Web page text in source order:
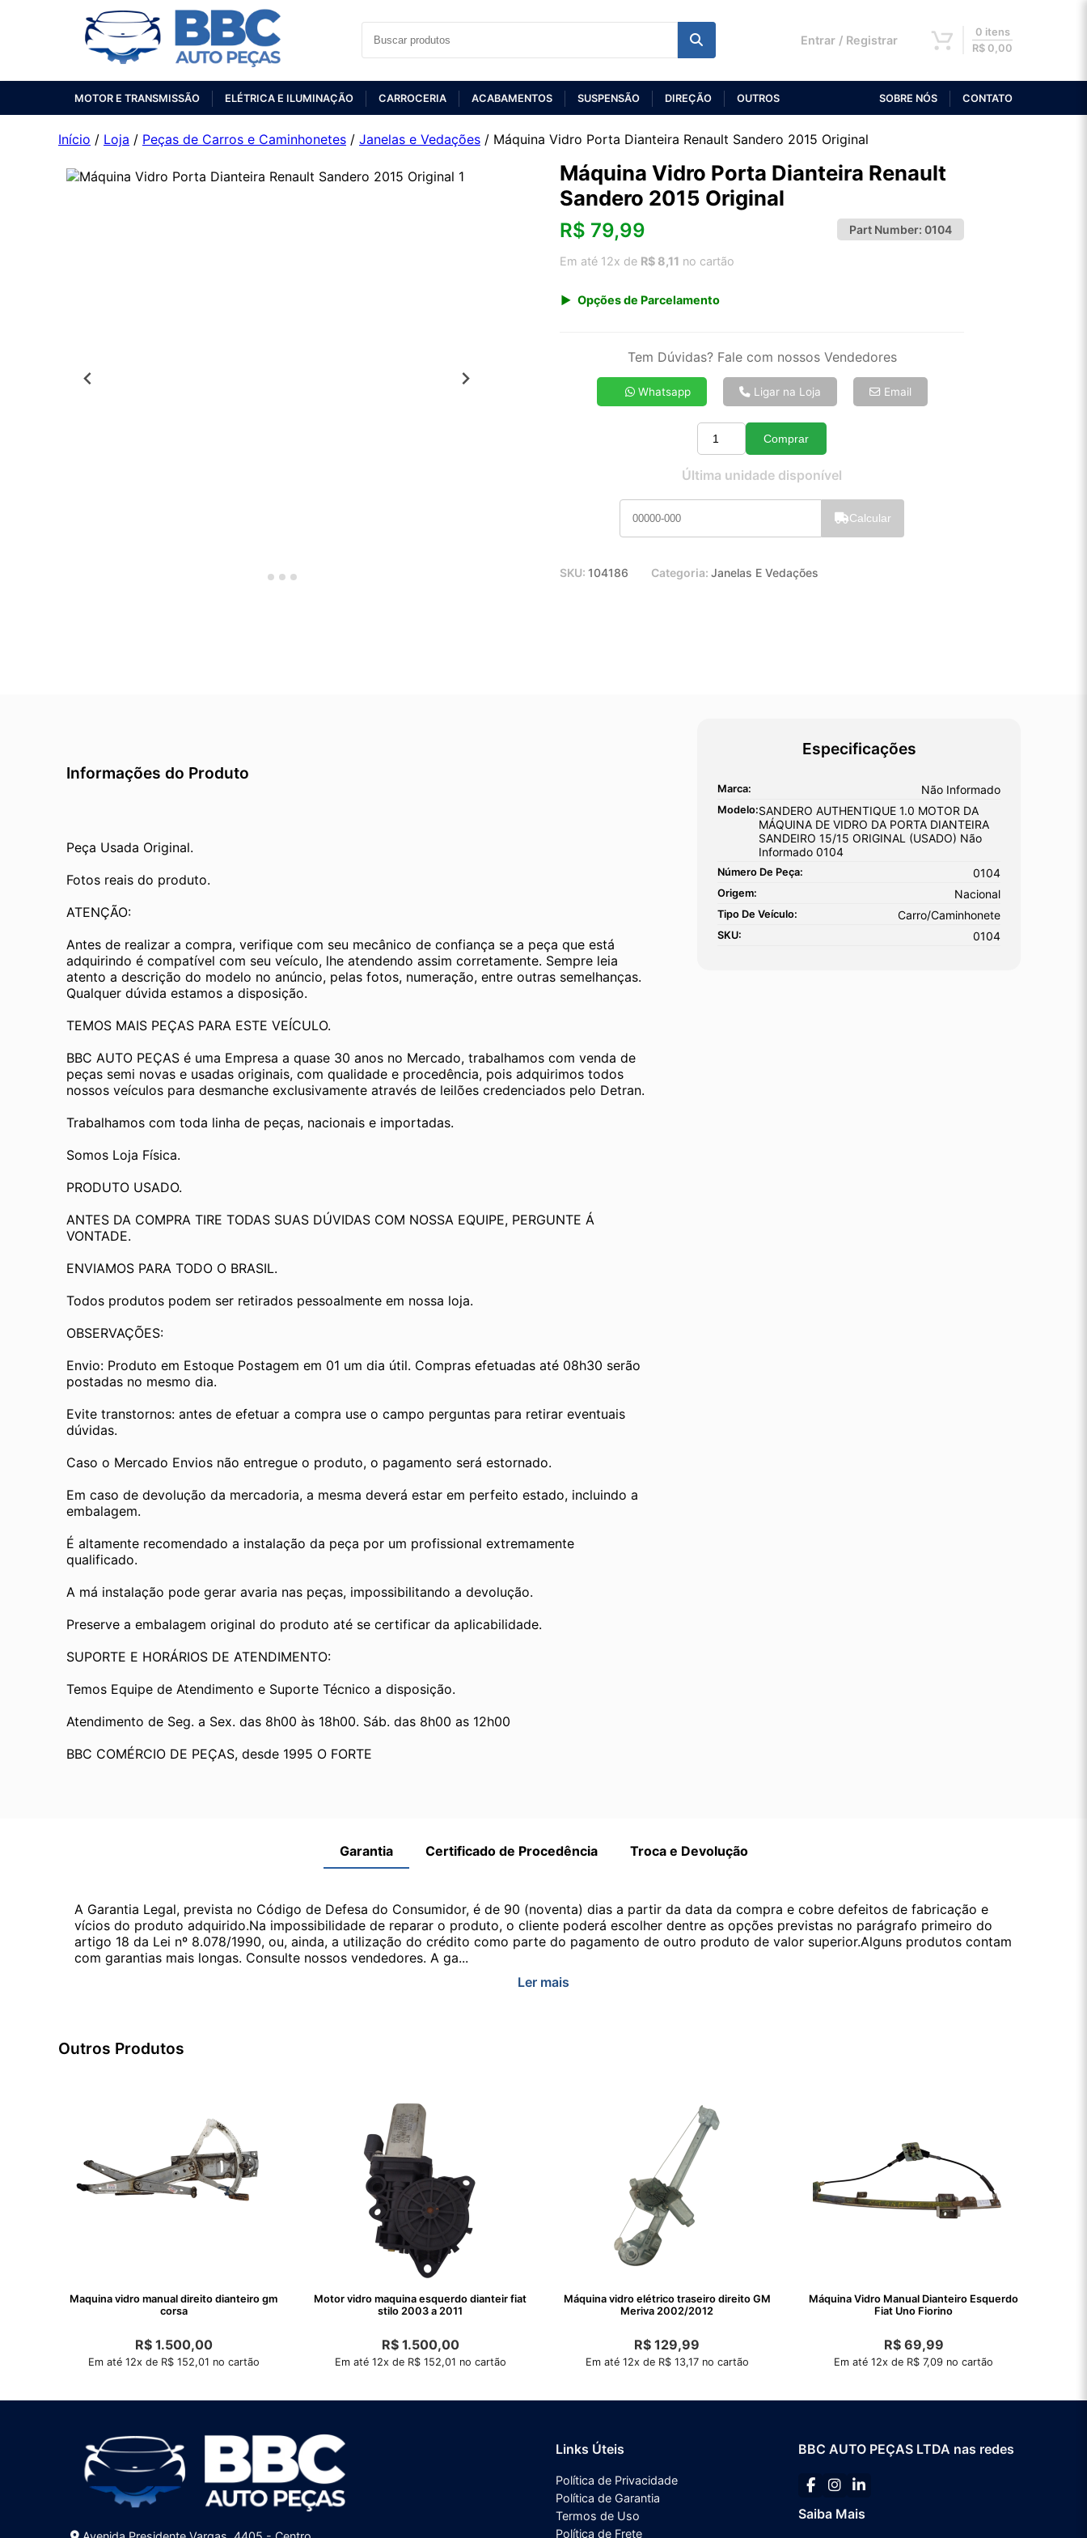
Entrar / Registrar
0 itens
R$ 0,00
MOTOR E TRANSMISSÃO ELÉTRICA E ILUMINAÇÃO CARROCERIA ACABAMENTOS SUSPENSÃO DIREÇÃO OUTROS SOBRE NÓS CONTATO
Início / Loja / Peças de Carros e Caminhonetes / Janelas e Vedações / Máquina Vidro Porta Dianteira Renault Sandero 2015 Original
Máquina Vidro Porta Dianteira Renault
Sandero 2015 Original
R$ 79,99 Part Number: 0104
Em até 12x de R$ 8,11 no cartão
Opções de Parcelamento
7x de R$ 13,11
8x de R$ 11,62
9x de R$ 10,46
10x de R$ 9,49
12x de R$ 8,11
Tem Dúvidas? Fale com nossos Vendedores
Whatsapp Ligar na Loja Email
Quantidade
Comprar
Última unidade disponível
Calcular
SKU: 104186 Categoria: Janelas E Vedações
Informações do Produto
Peça Usada Original.
Fotos reais do produto.
ATENÇÃO:
Antes de realizar a compra, verifique com seu mecânico de confiança se a peça que está
adquirindo é compatível com seu veículo, lhe atendendo assim corretamente. Sempre leia
atento a descrição do modelo no anúncio, pelas fotos, numeração, entre outras semelhanças.
Qualquer dúvida estamos a disposição.
TEMOS MAIS PEÇAS PARA ESTE VEÍCULO.
BBC AUTO PEÇAS é uma Empresa a quase 30 anos no Mercado, trabalhamos com venda de
peças semi novas e usadas originais, com qualidade e procedência, pois adquirimos todos
nossos veículos para desmanche exclusivamente através de leilões credenciados pelo Detran.
Trabalhamos com toda linha de peças, nacionais e importadas.
Somos Loja Física.
PRODUTO USADO.
ANTES DA COMPRA TIRE TODAS SUAS DÚVIDAS COM NOSSA EQUIPE, PERGUNTE Á
VONTADE.
ENVIAMOS PARA TODO O BRASIL.
Todos produtos podem ser retirados pessoalmente em nossa loja.
OBSERVAÇÕES:
Envio: Produto em Estoque Postagem em 01 um dia útil. Compras efetuadas até 08h30 serão
postadas no mesmo dia.
Evite transtornos: antes de efetuar a compra use o campo perguntas para retirar eventuais
dúvidas.
Caso o Mercado Envios não entregue o produto, o pagamento será estornado.
Em caso de devolução da mercadoria, a mesma deverá estar em perfeito estado, incluindo a
embalagem.
É altamente recomendado a instalação da peça por um profissional extremamente
qualificado.
A má instalação pode gerar avaria nas peças, impossibilitando a devolução.
Preserve a embalagem original do produto até se certificar da aplicabilidade.
SUPORTE E HORÁRIOS DE ATENDIMENTO:
Temos Equipe de Atendimento e Suporte Técnico a disposição.
Atendimento de Seg. a Sex. das 8h00 às 18h00. Sáb. das 8h00 as 12h00
BBC COMÉRCIO DE PEÇAS, desde 1995 O FORTE
Especificações
Marca: Não Informado
Modelo:SANDERO AUTHENTIQUE 1.0 MOTOR DA
MÁQUINA DE VIDRO DA PORTA DIANTEIRA
SANDEIRO 15/15 ORIGINAL (USADO) Não
Informado 0104
Número De Peça: 0104
Origem: Nacional
Tipo De Veículo: Carro/Caminhonete
SKU: 0104
Garantia Certificado de Procedência Troca e Devolução
A Garantia Legal, prevista no Código de Defesa do Consumidor, é de 90 (noventa) dias a partir da data da compra e cobre defeitos de fabricação e
vícios do produto adquirido.Na impossibilidade de reparar o produto, o cliente poderá escolher dentre as opções previstas no parágrafo primeiro do
artigo 18 da Lei nº 8.078/1990, ou, ainda, a utilização do crédito como parte do pagamento de outro produto de valor superior.Alguns produtos contam
com garantias mais longas. Consulte nossos vendedores. A ga...
Ler mais
Outros Produtos
Maquina vidro manual direito dianteiro gm
corsa
R$1.500,00
Em até 12x de R$ 152,01 no cartão
Motor vidro maquina esquerdo dianteir fiat
stilo 2003 a 2011
R$1.500,00
Em até 12x de R$ 152,01 no cartão
Máquina vidro elétrico traseiro direito GM
Meriva 2002/2012
R$ 129,99
Em até 12x de R$ 13,17 no cartão
Máquina Vidro Manual Dianteiro Esquerdo
Fiat Uno Fiorino
R$69,99
Em até 12x de R$ 7,09 no cartão
Links Úteis
Política de Privacidade
Política de Garantia
Termos de Uso
Política de Frete
BBC AUTO PEÇAS LTDA nas redes
Saiba Mais